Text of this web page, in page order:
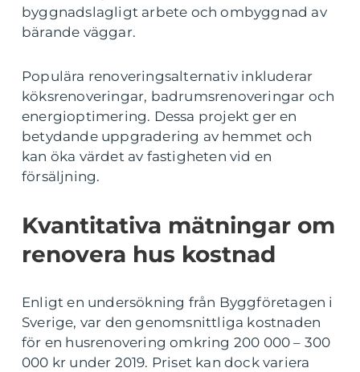
byggnadslagligt arbete och ombyggnad av
bärande väggar.
Populära renoveringsalternativ inkluderar
köksrenoveringar, badrumsrenoveringar och
energioptimering. Dessa projekt ger en
betydande uppgradering av hemmet och
kan öka värdet av fastigheten vid en
försäljning.
Kvantitativa mätningar om
renovera hus kostnad
Enligt en undersökning från Byggföretagen i
Sverige, var den genomsnittliga kostnaden
för en husrenovering omkring 200 000 – 300
000 kr under 2019. Priset kan dock variera